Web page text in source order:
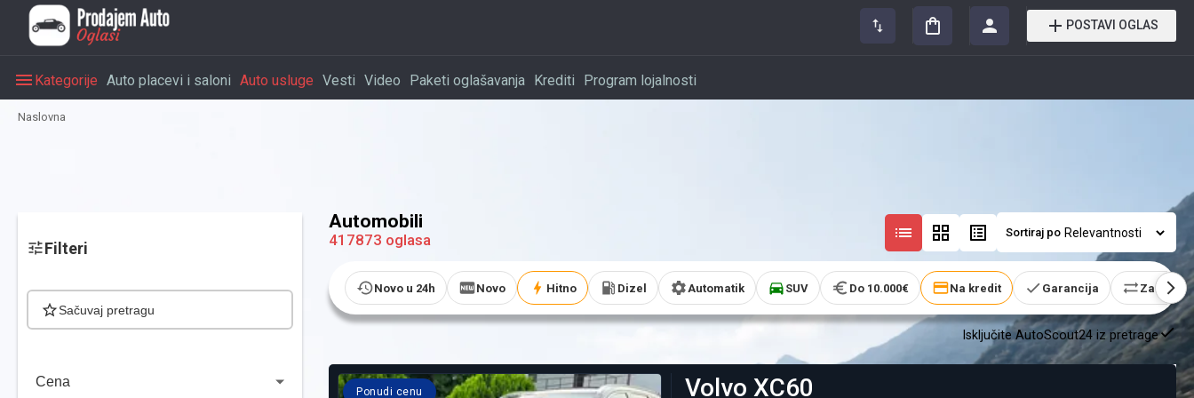
POSTAVI OGLAS
Kategorije Auto placevi i saloni Auto usluge Vesti Video Paketi oglašavanja Krediti Program lojalnosti
Naslovna
Filteri
Sačuvaj pretragu
Cena
Automobili
417873 oglasa Sortiraj po
Novo u 24h Novo Hitno Dizel Automatik SUV Do 10.000€ Na kredit Garancija Zamena
Isključite AutoScout24 iz pretrage
Ponudi cenu Volvo XC60